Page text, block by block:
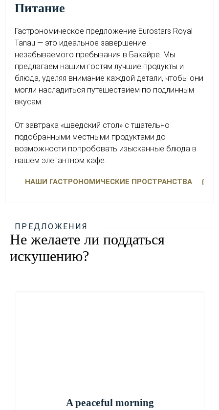
питание
Гастрономическое предложение Eurostars Royal
Tanau — это идеальное завершение
незабываемого пребывания в Бакайре. Мы
предлагаем нашим гостям лучшие продукты и
блюда, уделяя внимание каждой детали, чтобы они
могли насладиться путешествием по подлинным
вкусам.
От завтрака «шведский стол» с тщательно
подобранными местными продуктами до
возможности попробовать изысканные блюда в
нашем элегантном кафе.
НАШИ ГАСТРОНОМИЧЕСКИЕ ПРОСТРАНСТВА
ПРЕДЛОЖЕНИЯ
Не желаете ли поддаться
искушению?
A peaceful morning